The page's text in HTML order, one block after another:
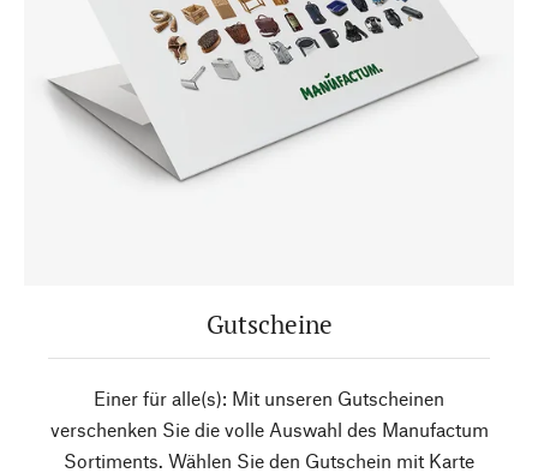
Gutscheine
Einer für alle(s): Mit unseren Gutscheinen
verschenken Sie die volle Auswahl des Manufactum
Sortiments. Wählen Sie den Gutschein mit Karte